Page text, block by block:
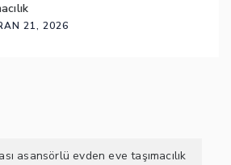
21, 2026
asansörlü evden eve taşımacılık